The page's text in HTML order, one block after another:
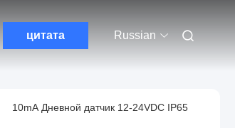
цитата Russian
10mA Дневной датчик 12-24VDC IP65